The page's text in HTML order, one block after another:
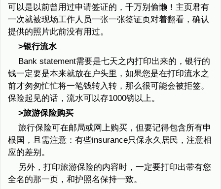
可以是以前曾用过申请签证的，千万别偷懒！主页君有
一次就被现场工作人员一张一张签证页对着翻看，确认
提供的照片此前没有用过。
>银行流水
Bank statement需要是七天之内打印出来的，银行的
钱一定要是本来就放在户头里，如果您是在打印流水之
前才匆匆忙忙将一笔钱转入转，那么很可能会被拒签。
保险起见的话，流水可以存1000镑以上。
>旅游保险购买
旅行保险可在邮局或网上购买，但要记得包含所有申
根国，且需注意：有些insurance只保永久居民，注意相
应的差别。
另外，打印旅游保险的内容时，一定要打印出带有您
全名的那一页，和护照名保持一致。